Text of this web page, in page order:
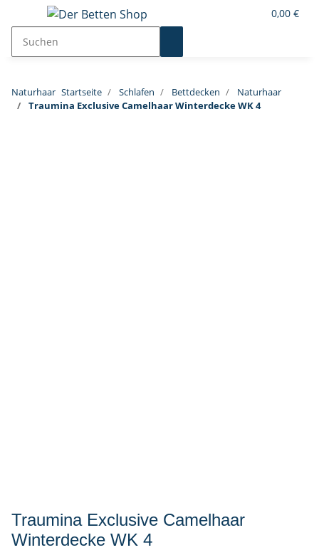
0,00 €
Naturhaar Startseite Schlafen Bettdecken
Naturhaar
Traumina Exclusive Camelhaar Winterdecke WK 4
Traumina Exclusive Camelhaar
Winterdecke WK 4